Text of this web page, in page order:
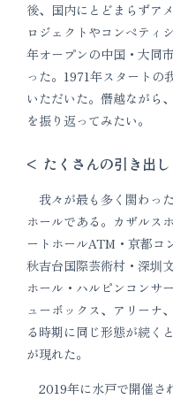
後、国内にとどまらずア
ロジェクトやコンペティ
年オープンの中国・大同
った。1971年スタートの
いただいた。僭越ながら
を振り返ってみたい。
< たくさんの引き出
我々が最も多く関わっ
ホールである。カザルス
ートホールATM・京都コ
秋吉台国際芸術村・深圳
ホール・ハルピンコンサ
ューボックス、アリーナ
る時期に同じ形態が続く
が現れた。
2019年に水戸で開催さ